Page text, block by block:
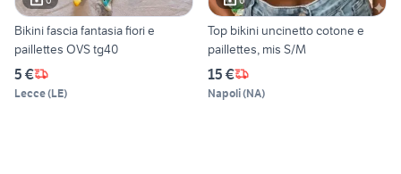
Bikini fascia fantasia fiori e
paillettes OVS tg40
5 €
Lecce(LE)
Top bikini uncinetto cotone e
paillettes, mis S/M
15 €
Napoli(NA)